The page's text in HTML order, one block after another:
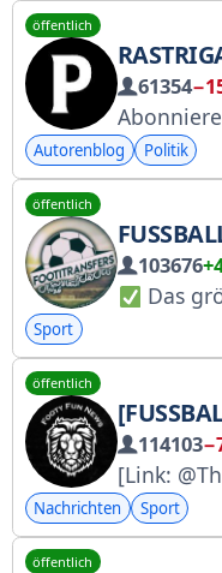
öffentlich
61354
Abonnieren Sie Rasstriga.doc auf YouTube: https://
Autorenblog Politik
öffentlich
103676
Das
Sport
öffentlich
114103
[Link:
Nachrichten Sport
öffentlich